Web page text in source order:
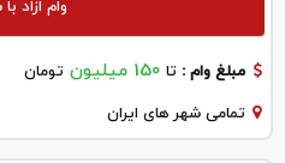
وام ازاد
مبلغ وام : تا 150 میلیون تومان
تمامی شهر های ایران